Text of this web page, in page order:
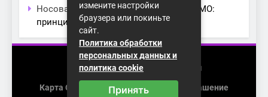
Носова Агатак записиТехнология MIMO:
принципы работы и её преимущества
2026 (с) https://homenet-spb.ru
Карта Сайта Пользовательское Соглашение
измените настройки
браузера или покиньте
сайт.
Политика обработки
персональных данных и
политика cookie
Принять